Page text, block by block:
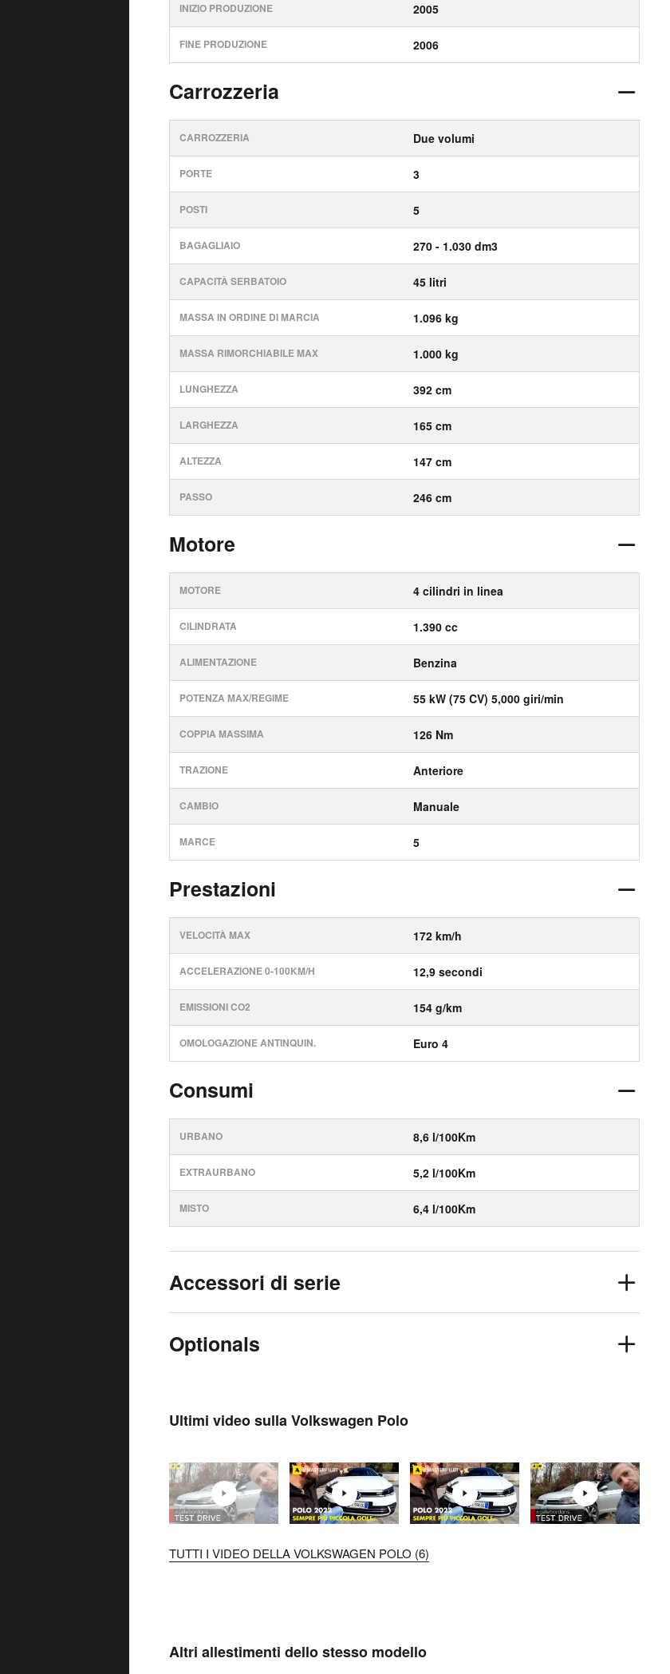
INIZIO PRODUZIONE 2005
FINE PRODUZIONE 2006
Carrozzeria
CARROZZERIA Due volumi
PORTE 3
POSTI 5
BAGAGLIAIO 270 - 1.030 dm3
CAPACITÀ SERBATOIO 45 litri
MASSA IN ORDINE DI MARCIA 1.096 kg
MASSA RIMORCHIABILE MAX 1.000 kg
LUNGHEZZA 392 cm
LARGHEZZA 165 cm
ALTEZZA 147 cm
PASSO 246 cm
Motore
MOTORE 4 cilindri in linea
CILINDRATA 1.390 cc
ALIMENTAZIONE Benzina
POTENZA MAX/REGIME 55 kW (75 CV) 5,000 giri/min
COPPIA MASSIMA 126 Nm
TRAZIONE Anteriore
CAMBIO Manuale
MARCE 5
Prestazioni
VELOCITÀ MAX 172 km/h
ACCELERAZIONE 0-100KM/H 12,9 secondi
EMISSIONI CO2 154 g/km
OMOLOGAZIONE ANTINQUIN. Euro 4
Consumi
URBANO 8,6 l/100Km
EXTRAURBANO 5,2 l/100Km
MISTO 6,4 l/100Km
Accessori di serie
Optionals
Ultimi video sulla Volkswagen Polo
TUTTI I VIDEO DELLA VOLKSWAGEN POLO (6)
Altri allestimenti dello stesso modello